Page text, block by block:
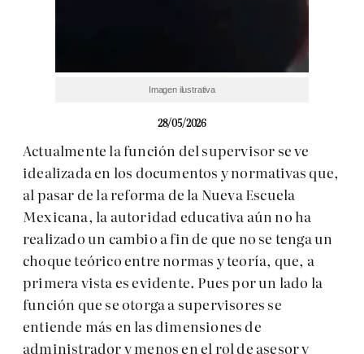
Imagen ilustrativa
28/05/2026
Actualmente la función del supervisor se ve
idealizada en los documentos y normativas que,
al pasar de la reforma de la Nueva Escuela
Mexicana, la autoridad educativa aún no ha
realizado un cambio a fin de que no se tenga un
choque teórico entre normas y teoría, que, a
primera vista es evidente. Pues por un lado la
función que se otorga a supervisores se
entiende más en las dimensiones de
administrador y menos en el rol de asesor y